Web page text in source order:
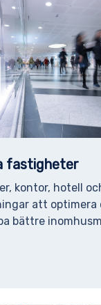
fastigheter
kontor, hotell
att optimera
bättre